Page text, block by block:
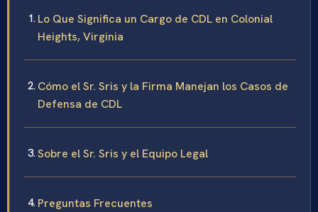
Lo Que Significa un Cargo de CDL en Colonial
Heights, Virginia
Cómo el Sr. Sris y la Firma Manejan los Casos de
Defensa de CDL
Sobre el Sr. Sris y el Equipo Legal
Preguntas Frecuentes